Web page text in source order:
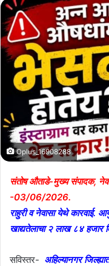
Oplus_16908288
संतोष औताडे-मुख्य
-03/06/2026.
राहुरी व नेवासा येथे
खाद्यतेलाचा २ लाख ८४ हजार
सविस्तर- अहिल्यानगर